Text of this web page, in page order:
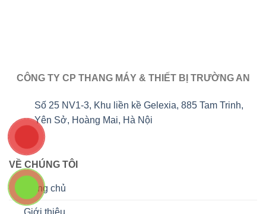
CÔNG TY CP THANG MÁY & THIẾT BỊ TRƯỜNG AN
Số 25 NV1-3, Khu liền kề Gelexia, 885 Tam Trinh,
Yên Sở, Hoàng Mai, Hà Nội
VỀ CHÚNG TÔI
Trang chủ